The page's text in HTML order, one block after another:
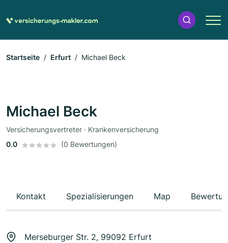
Startseite Erfurt Michael Beck
Michael Beck
Versicherungsvertreter · Krankenversicherung
0.0
(0 Bewertungen)
Kontakt Spezialisierungen Map
Merseburger Str. 2, 99092 Erfurt